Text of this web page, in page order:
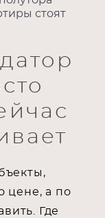
стоят
цене, а по
Где